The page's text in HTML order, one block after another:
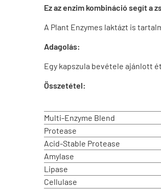
Ez az enzim kombináció segít a
A Plant Enzymes laktázt is
Adagolás:
Egy kapszula bevétele ajánlott
Összetétel:
Multi-Enzyme Blend
Protease
Acid-Stable Protease
Amylase
Lipase
Cellulase